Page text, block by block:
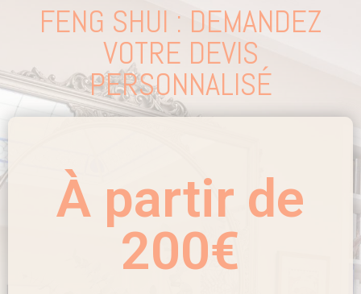
FENG SHUI : DEMANDEZ
VOTRE DEVIS
PERSONNALISÉ
À partir de
200€